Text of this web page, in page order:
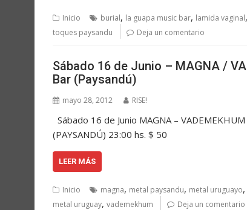
Inicio burial, la guapa music bar, lamida vaginal,
toques paysandu Deja un comentario
Sábado 16 de Junio – MAGNA /
Bar (Paysandú)
mayo 28, 2012 RISE!
Sábado 16 de Junio MAGNA –
(PAYSANDÚ) 23:00 hs. $ 50
LEER MÁS
Inicio magna, metal paysandu, metal uruguayo,
metal uruguay, vademekhum Deja un comentario